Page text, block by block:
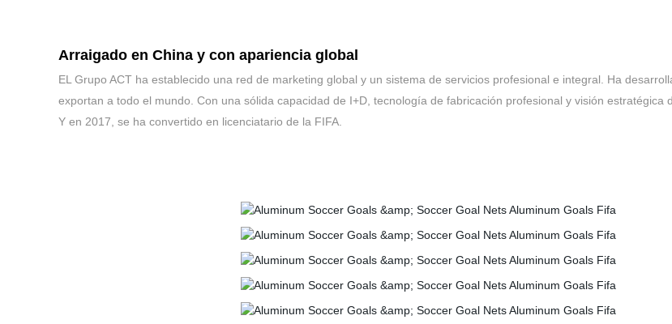
Arraigado en China y con apariencia global
EL Grupo ACT ha establecido una red de marketing global y un sistema de servicios profesional e integral. Ha
exportan a todo el mundo. Con una sólida capacidad de I+D, tecnología de fabricación profesional y visión
Y en 2017, se ha convertido en licenciatario de la FIFA.